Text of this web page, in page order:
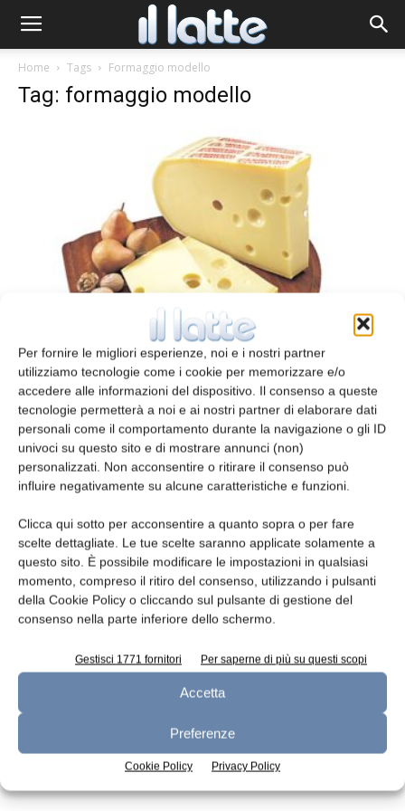
Per fornire le migliori esperienze, noi e i nostri partner
utilizziamo tecnologie come i cookie per memorizzare e/o
accedere alle informazioni del dispositivo. Il consenso a queste
tecnologie permetterà a noi e ai nostri partner di elaborare dati
personali come il comportamento durante la navigazione o gli ID
univoci su questo sito e di mostrare annunci (non)
personalizzati. Non acconsentire o ritirare il consenso può
influire negativamente su alcune caratteristiche e funzioni.
Clicca qui sotto per acconsentire a quanto sopra o per fare
scelte dettagliate. Le tue scelte saranno applicate solamente a
questo sito. È possibile modificare le impostazioni in qualsiasi
momento, compreso il ritiro del consenso, utilizzando i pulsanti
della Cookie Policy o cliccando sul pulsante di gestione del
consenso nella parte inferiore dello schermo.
Gestisci 1771 fornitori Per saperne di più su questi scopi
Accetta
Preferenze
Cookie Policy Privacy Policy
Home Tags Formaggio modello
Tag: formaggio modello
Diffusione di soluti in formaggi modello
Redazione 25 Gennaio 2014
Leggi la rivista
n.6 - Giugno 2026 n.5 - Maggio 2026
Edicola Web